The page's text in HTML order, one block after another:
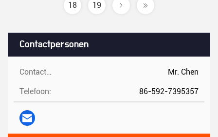
Contactpersonen
Contactpersonen: Mr. Chen
Telefoon: 86-592-7395357
18 19